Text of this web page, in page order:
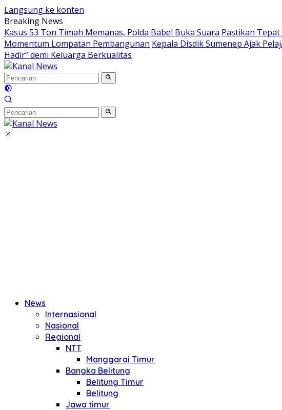
Langsung ke konten
Breaking News
Kasus 53 Ton Timah Memanas, Polda Babel Buka Suara Pastikan Tepat
Momentum Lompatan Pembangunan Kepala Disdik Sumenep Ajak
Hadir” demi Keluarga Berkualitas
News
Internasional
Nasional
Regional
NTT
Manggarai Timur
Bangka Belitung
Belitung Timur
Belitung
Jawa timur